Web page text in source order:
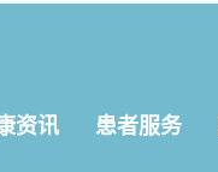
资讯 患者服务